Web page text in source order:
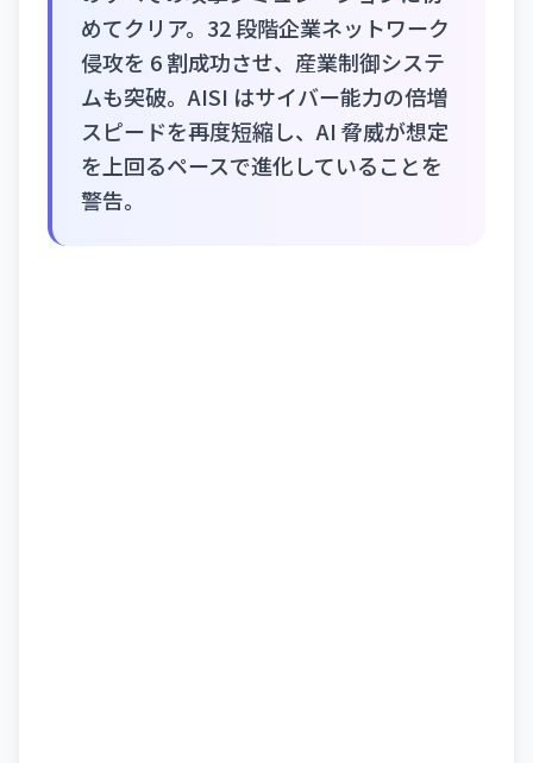
めてクリア。32 段階企業ネットワーク
侵攻を 6 割成功させ、産業制御システ
ムも突破。AISI はサイバー能力の倍増
スピードを再度短縮し、AI 脅威が想定
を上回るペースで進化していることを
警告。